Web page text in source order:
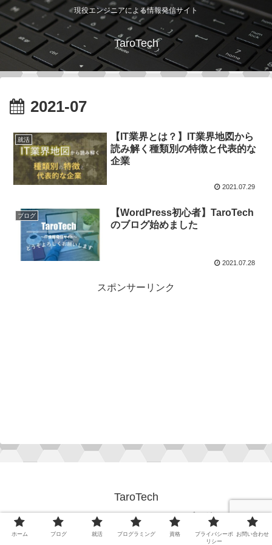
現役エンジニアによる情報発信サイト
TaroTech
2021-07
就活
【IT業界とは？】IT業界地図から
読み解く種類別の特徴と代表的な
企業
2021.07.29
ブログ
【WordPress初心者】TaroTech
のブログ始めました
2021.07.28
スポンサーリンク
TaroTech
ホーム
ブログ
就活
プログラミング
ホーム ブログ 就活 プログラミング 資格
プライバシーポ
リシー
お問い合わせ